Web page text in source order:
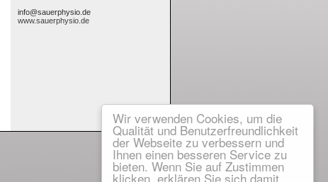
Wir verwenden Cookies, um die
Qualität und Benutzerfreundlichkeit
der Webseite zu verbessern und
Ihnen einen besseren Service zu
bieten. Wenn Sie auf Zustimmen
klicken, erklären Sie sich damit
info@sauerphysio.de
www.sauerphysio.de